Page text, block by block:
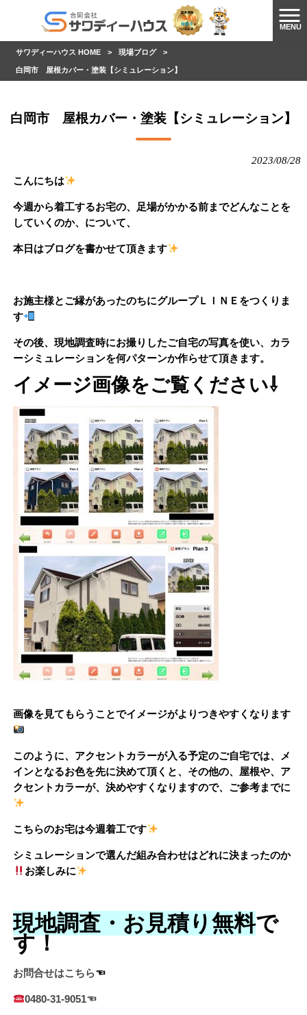
MENU
サワディーハウス HOME > 現場ブログ >
白岡市 屋根カバー・塗装【シミュレーション】
白岡市 屋根カバー・塗装【シミュレーション】
2023/08/28
こんにちは
今週から着工するお宅の、足場がかかる前までどんなことを
していくのか、について、
本日はブログを書かせて頂きます
お施主様とご縁があったのちにグループＬＩＮＥをつくりま
す
その後、現地調査時にお撮りしたご自宅の写真を使い、カラ
ーシミュレーションを何パターンか作らせて頂きます。
イメージ画像をご覧ください⇩
画像を見てもらうことでイメージがよりつきやすくなります
このように、アクセントカラーが入る予定のご自宅では、メ
インとなるお色を先に決めて頂くと、その他の、屋根や、ア
クセントカラーが、決めやすくなりますので、ご参考までに
こちらのお宅は今週着工です
シミュレーションで選んだ組み合わせはどれに決まったのか
お楽しみに
現地調査・お見積り無料で
す！
お問合せはこちら☜
0480-31-9051☜